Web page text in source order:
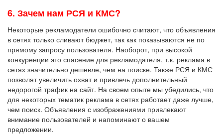
6. Зачем нам РСЯ и КМС?
Некоторые рекламодатели ошибочно считают, что объявления
в сетях только сливают бюджет, так как показываются не по
прямому запросу пользователя. Наоборот, при высокой
конкуренции это спасение для рекламодателя, т.к. реклама в
сетях значительно дешевле, чем на поиске. Также РСЯ и КМС
позволят увеличить охват и привлечь дополнительный
недорогой трафик на сайт. На своем опыте мы убедились, что
для некоторых тематик реклама в сетях работает даже лучше,
чем поиск. Объявления с изображениями привлекают
внимание пользователей и напоминают о вашем
предложении.